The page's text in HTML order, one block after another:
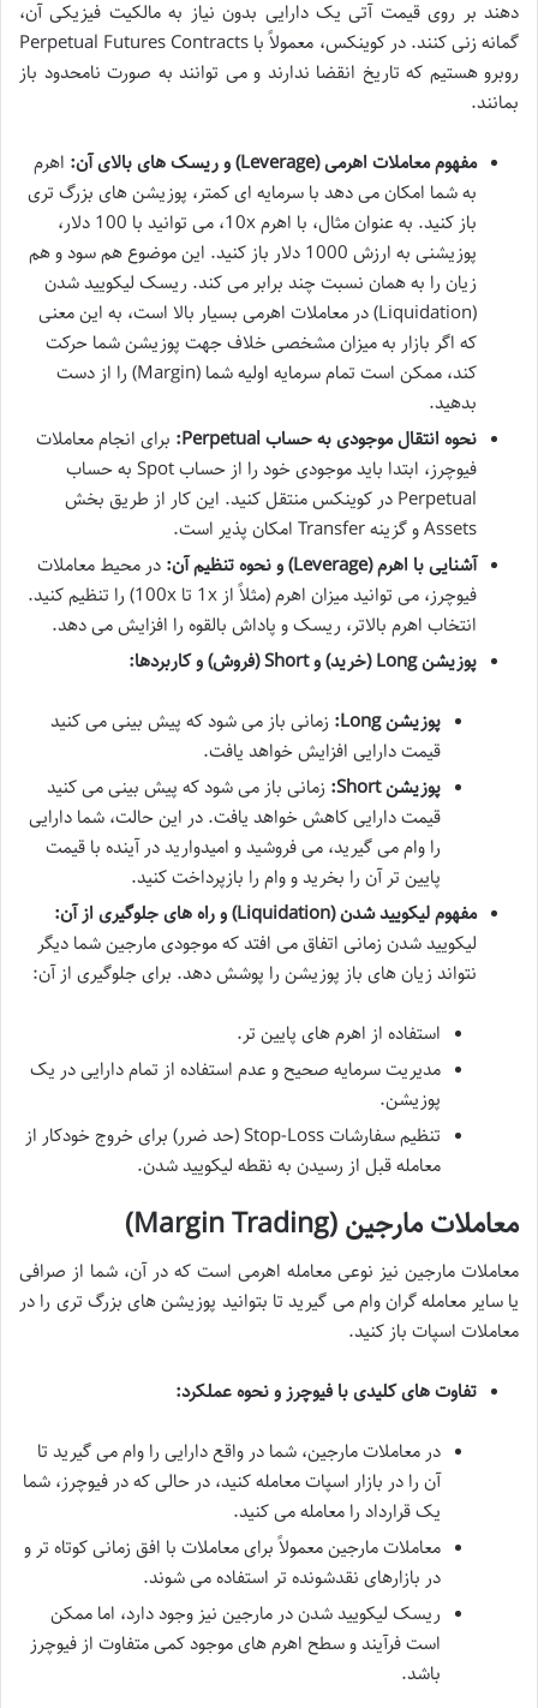
دهند بر روی قیمت آتی یک دارایی بدون نیاز به مالکیت فیزیکی آن،
گمانه زنی کنند. در کوینکس، معمولاً با Perpetual Futures Contracts
روبرو هستیم که تاریخ انقضا ندارند و می توانند به صورت نامحدود باز
بمانند.
مفهوم معاملات اهرمی (Leverage) و ریسک های بالای آن:
اهرم
به شما امکان می دهد با سرمایه ای کمتر، پوزیشن های بزرگ تری
باز کنید. به عنوان مثال، با اهرم 10x، می توانید با 100 دلار،
پوزیشنی به ارزش 1000 دلار باز کنید. این موضوع هم سود و هم
زیان را به همان نسبت چند برابر می کند. ریسک لیکویید شدن
(Liquidation) در معاملات اهرمی بسیار بالا است، به این معنی
که اگر بازار به میزان مشخصی خلاف جهت پوزیشن شما حرکت
کند، ممکن است تمام سرمایه اولیه شما (Margin) را از دست
بدهید.
نحوه انتقال موجودی به حساب Perpetual:
برای انجام معاملات
فیوچرز، ابتدا باید موجودی خود را از حساب Spot به حساب
Perpetual در کوینکس منتقل کنید. این کار از طریق بخش
Assets و گزینه Transfer امکان پذیر است.
آشنایی با اهرم (Leverage) و نحوه تنظیم آن:
در محیط معاملات
فیوچرز، می توانید میزان اهرم (مثلاً از 1x تا 100x) را تنظیم کنید.
انتخاب اهرم بالاتر، ریسک و پاداش بالقوه را افزایش می دهد.
پوزیشن Long (خرید) و Short (فروش) و کاربردها:
پوزیشن Long:
زمانی باز می شود که پیش بینی می کنید
قیمت دارایی افزایش خواهد یافت.
پوزیشن Short:
زمانی باز می شود که پیش بینی می کنید
قیمت دارایی کاهش خواهد یافت. در این حالت، شما دارایی
را وام می گیرید، می فروشید و امیدوارید در آینده با قیمت
پایین تر آن را بخرید و وام را بازپرداخت کنید.
مفهوم لیکویید شدن (Liquidation) و راه های جلوگیری از آن:
لیکویید شدن زمانی اتفاق می افتد که موجودی مارجین شما دیگر
نتواند زیان های باز پوزیشن را پوشش دهد. برای جلوگیری از آن:
استفاده از اهرم های پایین تر.
مدیریت سرمایه صحیح و عدم استفاده از تمام دارایی در یک
پوزیشن.
تنظیم سفارشات Stop-Loss (حد ضرر) برای خروج خودکار از
معامله قبل از رسیدن به نقطه لیکویید شدن.
معاملات مارجین (Margin Trading)
معاملات مارجین نیز نوعی معامله اهرمی است که در آن، شما از صرافی
یا سایر معامله گران وام می گیرید تا بتوانید پوزیشن های بزرگ تری را در
معاملات اسپات باز کنید.
تفاوت های کلیدی با فیوچرز و نحوه عملکرد:
در معاملات مارجین، شما در واقع دارایی را وام می گیرید تا
آن را در بازار اسپات معامله کنید، در حالی که در فیوچرز، شما
یک قرارداد را معامله می کنید.
معاملات مارجین معمولاً برای معاملات با افق زمانی کوتاه تر و
در بازارهای نقدشونده تر استفاده می شوند.
ریسک لیکویید شدن در مارجین نیز وجود دارد، اما ممکن
است فرآیند و سطح اهرم های موجود کمی متفاوت از فیوچرز
باشد.